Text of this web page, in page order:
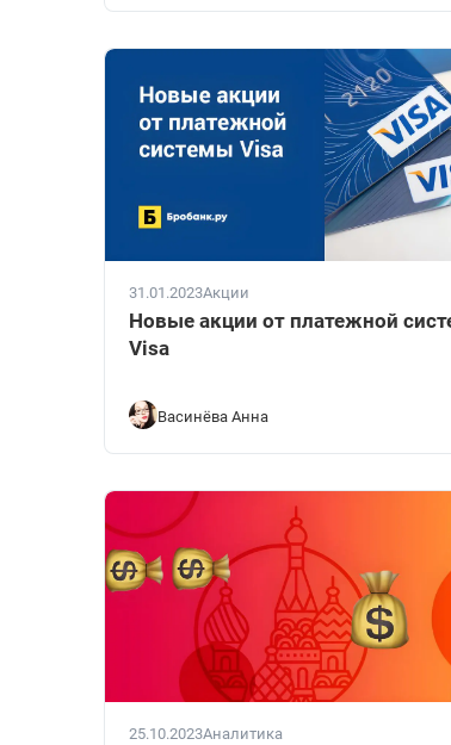
31.01.2023Акции
Новые акции от платежной
Visa
Васинёва Анна
25.10.2023Аналитика